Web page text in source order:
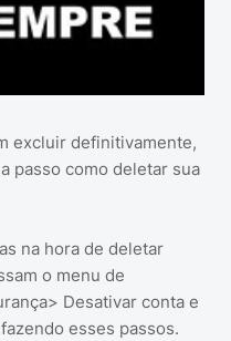
excluir definitivamente,
passo como deletar sua
na hora de deletar
o menu de
Desativar conta e
esses passos.